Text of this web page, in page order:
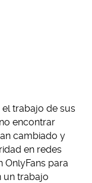
trabajo de sus
encontrar
cambiado y
en redes
OnlyFans para
un trabajo